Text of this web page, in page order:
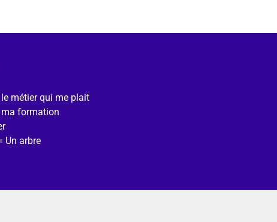
métier qui me plait
formation
Un arbre